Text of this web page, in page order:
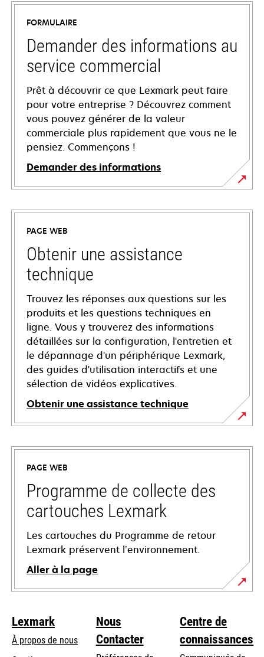
FORMULAIRE
Demander des informations au
service commercial
Prêt à découvrir ce que Lexmark peut faire
pour votre entreprise ? Découvrez comment
vous pouvez générer de la valeur
commerciale plus rapidement que vous ne le
pensiez. Commençons !
Demander des informations
PAGE WEB
Obtenir une assistance
technique
Trouvez les réponses aux questions sur les
produits et les questions techniques en
ligne. Vous y trouverez des informations
détaillées sur la configuration, l'entretien et
le dépannage d'un périphérique Lexmark,
des guides d'utilisation interactifs et une
sélection de vidéos explicatives.
Obtenir une assistance technique
s’ouvre
dans
nouvel
onglet
PAGE WEB
Programme de collecte des
cartouches Lexmark
Les cartouches du Programme de retour
Lexmark préservent l’environnement.
Aller à la page
Lexmark
À propos de nous
Nous
Contacter
Centre de
connaissances